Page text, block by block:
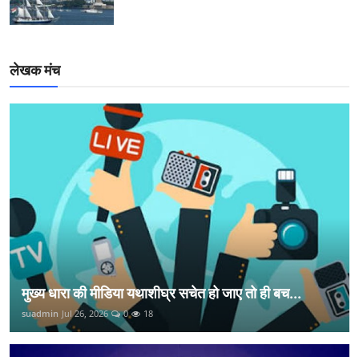
लेखक मंच
मुख्य धारा की मीडिया यथाशीघ्र सचेत हो जाए तो ही बच...
suadmin Jul 26, 2026 0 18